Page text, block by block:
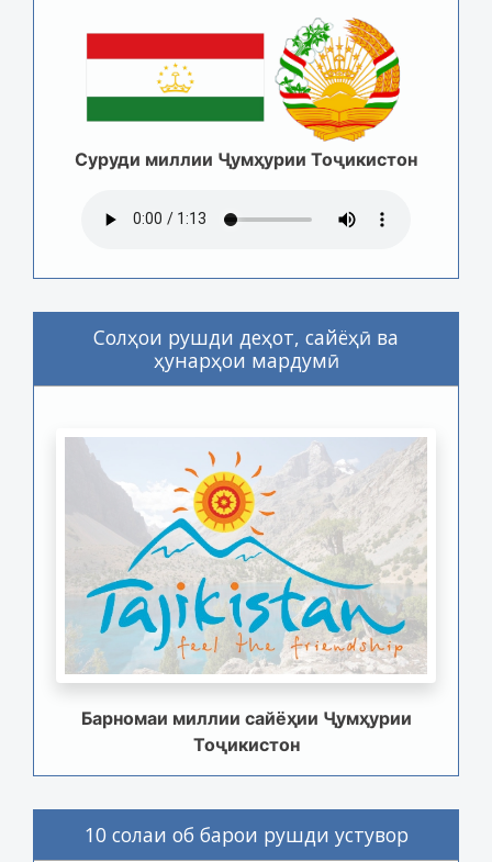
Суруди миллии Ҷумҳурии Тоҷикистон
Солҳои рушди деҳот, сайёҳӣ ва
ҳунарҳои мардумӣ
Барномаи миллии сайёҳии Ҷумҳурии
Тоҷикистон
10 солаи об барои рушди устувор